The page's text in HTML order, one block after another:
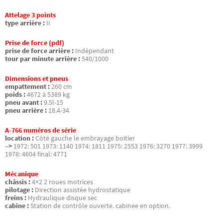
Attelage 3 points
type arrière : Ii
Prise de force (pdf)
prise de force arrière : Indépendant
tour par minute arrière :540/1000
Dimensions et pneus
empattement :260 cm
poids :4672 à 5389 kg
pneu avant :9.5l-15
pneu arrière : 18.4-34
A-766 numéros de série
location :Côté gauche le embrayage boitîer
–> 1972: 501 1973: 1140 1974: 1811 1975: 2553 1976: 3270 1977: 3999
1978: 4604 final: 4771
Mécanique
châssis :4×2 2 roues motrices
pilotage : Direction assistée hydrostatique
freins : Hydraulique disque sec
cabine : Station de contrôle ouverte. cabinee en option.